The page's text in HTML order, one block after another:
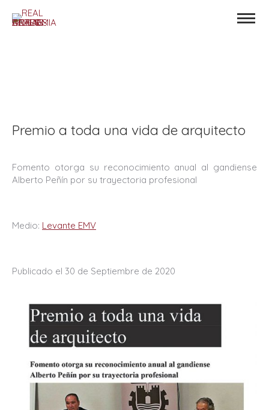
Premio a toda una vida de arquitecto
Fomento otorga su reconocimiento anual al gandiense
Alberto Peñín por su trayectoria profesional
Medio: Levante EMV
Publicado el 30 de Septiembre de 2020